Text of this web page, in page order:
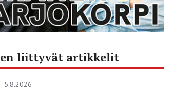
liittyvät artikkelit
5.8.2026